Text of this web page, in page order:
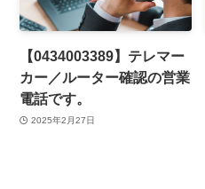
【0434003389】テレマー
カー／ルーター確認の営業
電話です。
2025年2月27日